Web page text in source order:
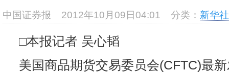
沥
中国证券报 2012年10月09日04:01 分类： 新华
□本报记者 吴心韬
美国商品期货交易委员会(CFTC)最